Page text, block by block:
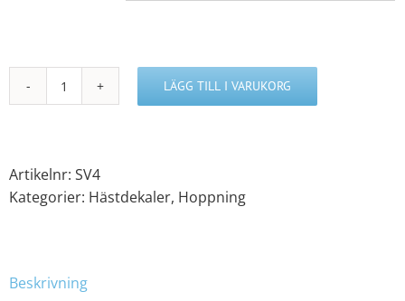
Dekal
LÄGG TILL I VARUKORG
Artikelnr: SV4
Kategorier: Hästdekaler, Hoppning
Beskrivning